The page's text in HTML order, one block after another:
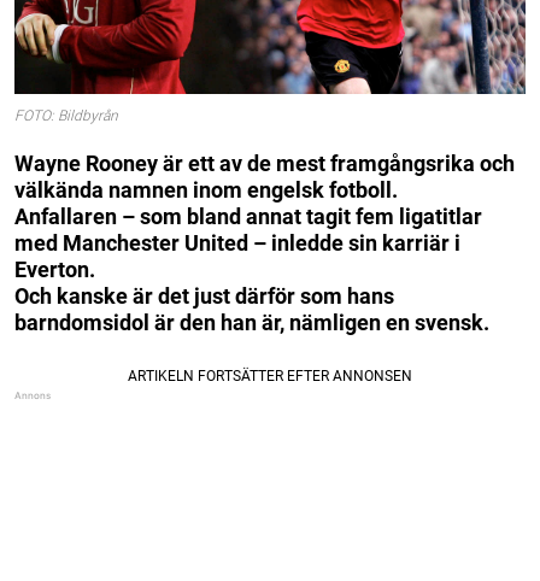
FOTO: Bildbyrån
Wayne Rooney är ett av de mest framgångsrika och
välkända namnen inom engelsk fotboll.
Anfallaren – som bland annat tagit fem ligatitlar
med Manchester United – inledde sin karriär i
Everton.
Och kanske är det just därför som hans
barndomsidol är den han är, nämligen en svensk.